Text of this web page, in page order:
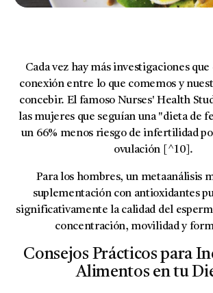
Cada vez hay más investigaciones
conexión entre lo que comemos y
concebir. El famoso Nurses' Health
las mujeres que seguían una "dieta de
un 66% menos riesgo de infertilidad
ovulación [^10].
Para los hombres, un metaanálisis
suplementación con antioxidantes
significativamente la calidad del
concentración, movilidad y
Consejos Prácticos para
Alimentos en tu